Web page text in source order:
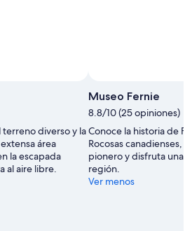
de
uso
libre
por
Tourism
Fernie
terreno diverso y la
área
la escapada
al aire libre.
Museo Fernie
8.8/10 (25 opiniones)
Conoce la historia de
Rocosas canadienses,
pionero y disfruta una
región.
Ver menos